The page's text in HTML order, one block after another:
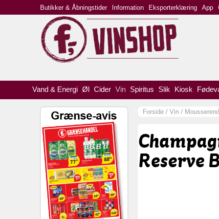
Vand & Energi Øl Cider Vin Spiritus Slik Kiosk
Forside / Vin /
Reserve
Butikker & Åbningstider Information Eksporterklæring App